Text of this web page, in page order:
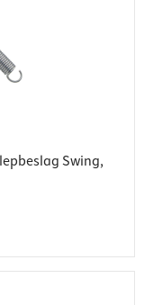
Swing,